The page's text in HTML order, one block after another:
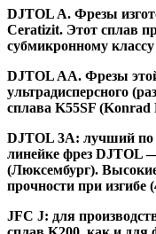
DJTOL A. Фрезы
Ceratizit. Этот сплав
субмикронному
DJTOL AA. Фрезы
ультрадисперсного
сплава K55SF
DJTOL 3A: лучший по
линейке фрез DJTOL
(Люксембург).
прочности при изгибе
JFC J: для